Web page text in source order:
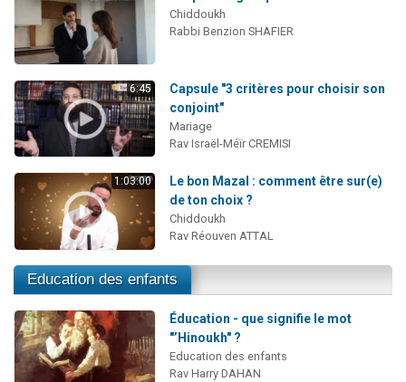
Chiddoukh
Rabbi Benzion SHAFIER
6:45
Capsule "3 critères pour choisir son
conjoint"
Mariage
Rav Israël-Méïr CREMISI
1:03:00
Le bon Mazal : comment être sur(e)
de ton choix ?
Chiddoukh
Rav Réouven ATTAL
Education des enfants
Éducation - que signifie le mot
"’Hinoukh" ?
Education des enfants
Rav Harry DAHAN